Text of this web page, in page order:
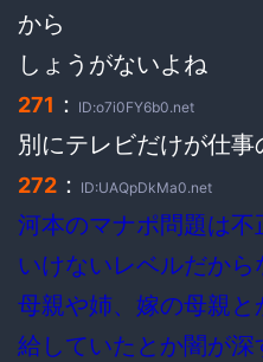
から
しょうがないよね
271 ： ID:o7i0FY6b0.net
別にテレビだけが仕
272 ： ID:UAQpDkMa0.net
河本のマナポ問題は
いけないレベルだから
母親や姉、嫁の母親
給していたとか闇が深